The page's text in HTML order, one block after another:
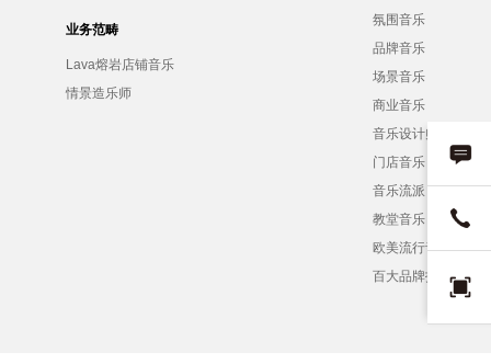
业务范畴
Lava熔岩店铺音乐
情景造乐师
氛围音乐
品牌音乐
场景音乐
商业音乐
音乐设计师
门店音乐
音乐流派
教堂音乐
欧美流行音乐
百大品牌招募